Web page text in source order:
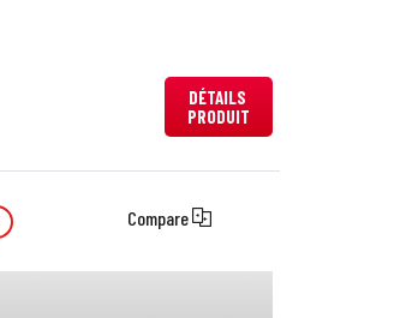
DÉTAILS
PRODUIT
Compare